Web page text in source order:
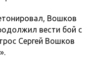
Вошков
вести бой с
Сергей Вошков